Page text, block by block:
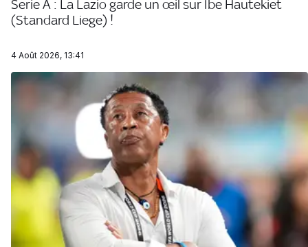
Serie A : La Lazio garde un œil sur Ibe Hautekiet
(Standard Liege) !
4 Août 2026, 13:41